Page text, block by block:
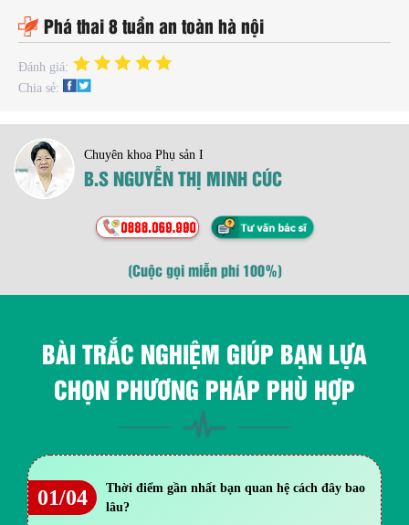
Phá thai 8 tuần an toàn hà nội
Đánh giá:
Chia sẻ:
Chuyên khoa Phụ sản I
B.S NGUYỄN THỊ MINH CÚC
(Cuộc gọi miễn phí 100%)
BÀI TRẮC NGHIỆM GIÚP BẠN LỰA
CHỌN PHƯƠNG PHÁP PHÙ HỢP
01/04
Thời điểm gần nhất bạn quan hệ cách đây bao
lâu?